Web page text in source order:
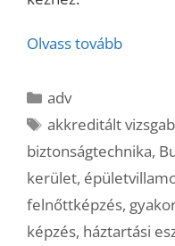
Olvass tovább
Kategória
adv
Címkék
akkreditált
biztonságtechnika,
kerület,
felnőttképzés,
képzés, háztartási